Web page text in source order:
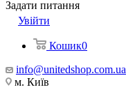
Задати питання
Увійти
Кошик0
info@unitedshop.com.ua
м. Київ